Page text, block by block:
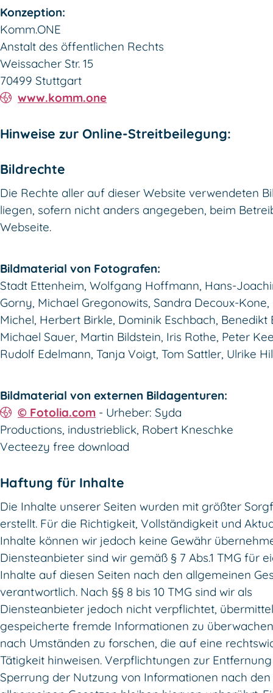
Konzeption:
Komm.ONE
Anstalt des öffentlichen Rechts
Weissacher Str. 15
70499 Stuttgart
www.komm.one
Hinweise zur Online-Streitbeilegung:
Bildrechte
Die Rechte aller auf dieser Website verwendeten
liegen, sofern nicht anders angegeben, beim
Webseite.
Bildmaterial von Fotografen:
Stadt Ettenheim, Wolfgang Hoffmann, Hans-
Gorny, Michael Gregonowits, Sandra Decoux-Kone,
Michel, Herbert Birkle, Dominik Eschbach, Benedikt
Michael Sauer, Martin Bildstein, Iris Rothe, Peter
Rudolf Edelmann, Tanja Voigt, Tom Sattler, Ulrike
Bildmaterial von externen Bildagenturen:
© Fotolia.com - Urheber: Syda
Productions, industrieblick, Robert Kneschke
Vecteezy free download
Haftung für Inhalte
Die Inhalte unserer Seiten wurden mit größter
erstellt. Für die Richtigkeit, Vollständigkeit und
Inhalte können wir jedoch keine Gewähr
Diensteanbieter sind wir gemäß § 7 Abs.1 TMG für
Inhalte auf diesen Seiten nach den allgemeinen
verantwortlich. Nach §§ 8 bis 10 TMG sind wir als
Diensteanbieter jedoch nicht verpflichtet,
gespeicherte fremde Informationen zu
nach Umständen zu forschen, die auf eine
Tätigkeit hinweisen. Verpflichtungen zur
Sperrung der Nutzung von Informationen nach den